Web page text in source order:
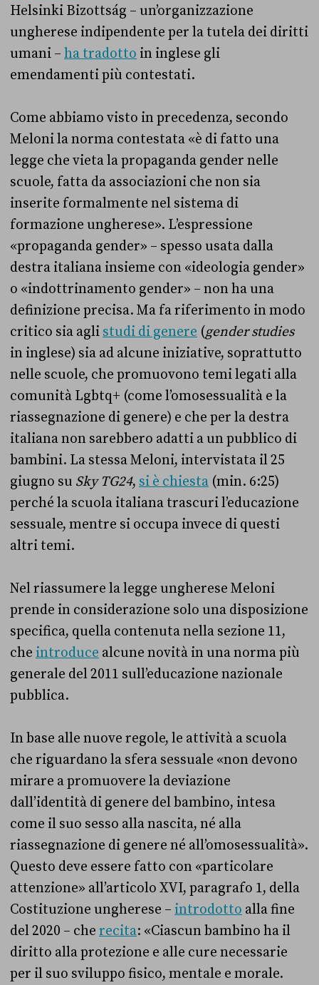
Helsinki Bizottság – un’organizzazione
ungherese indipendente per la tutela dei diritti
umani – ha tradotto in inglese gli
emendamenti più contestati.
Come abbiamo visto in precedenza, secondo
Meloni la norma contestata «è di fatto una
legge che vieta la propaganda gender nelle
scuole, fatta da associazioni che non sia
inserite formalmente nel sistema di
formazione ungherese». L’espressione
«propaganda gender» – spesso usata dalla
destra italiana insieme con «ideologia gender»
o «indottrinamento gender» – non ha una
definizione precisa. Ma fa riferimento in modo
critico sia agli studi di genere (gender studies
in inglese) sia ad alcune iniziative, soprattutto
nelle scuole, che promuovono temi legati alla
comunità Lgbtq+ (come l’omosessualità e la
riassegnazione di genere) e che per la destra
italiana non sarebbero adatti a un pubblico di
bambini. La stessa Meloni, intervistata il 25
giugno su Sky TG24, si è chiesta (min. 6:25)
perché la scuola italiana trascuri l’educazione
sessuale, mentre si occupa invece di questi
altri temi.
Nel riassumere la legge ungherese Meloni
prende in considerazione solo una disposizione
specifica, quella contenuta nella sezione 11,
che introduce alcune novità in una norma più
generale del 2011 sull’educazione nazionale
pubblica.
In base alle nuove regole, le attività a scuola
che riguardano la sfera sessuale «non devono
mirare a promuovere la deviazione
dall’identità di genere del bambino, intesa
come il suo sesso alla nascita, né alla
riassegnazione di genere né all’omosessualità».
Questo deve essere fatto con «particolare
attenzione» all’articolo XVI, paragrafo 1, della
Costituzione ungherese – introdotto alla fine
del 2020 – che recita: «Ciascun bambino ha il
diritto alla protezione e alle cure necessarie
per il suo sviluppo fisico, mentale e morale.